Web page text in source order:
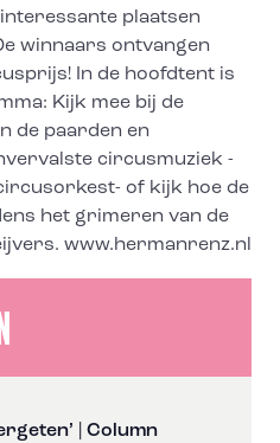
plaatsen
winnaars ontvangen
In de hoofdtent is
Kijk mee bij de
de paarden en
circusmuziek -
of kijk hoe de
het grimeren van de
www.hermanrenz.nl
| Column